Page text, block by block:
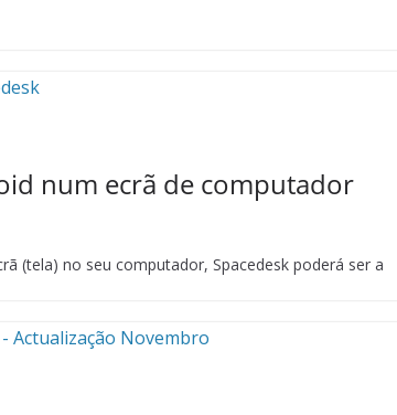
num ecrã de computador
(tela) no seu computador, Spacedesk poderá ser a